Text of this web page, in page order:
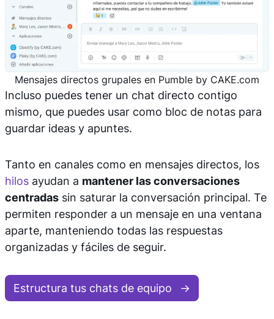
Mensajes directos grupales en Pumble by CAKE.com
Incluso puedes tener un chat directo contigo
mismo, que puedes usar como bloc de notas para
guardar ideas y apuntes.
Tanto en canales como en mensajes directos, los
hilos ayudan a mantener las conversaciones
centradas sin saturar la conversación principal. Te
permiten responder a un mensaje en una ventana
aparte, manteniendo todas las respuestas
organizadas y fáciles de seguir.
Estructura tus chats de equipo